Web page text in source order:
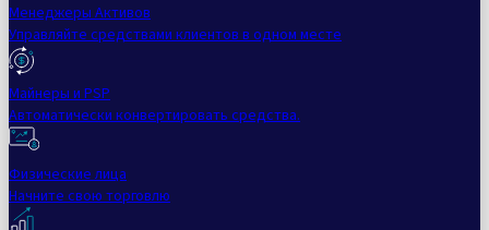
Менеджеры Активов
Управляйте средствами клиентов в одном месте
Майнеры и PSP
Автоматически конвертировать средства.
Физические лица
Начните свою торговлю